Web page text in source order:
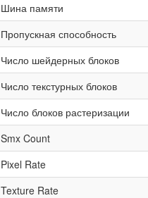
Шина памяти
Пропускная способность
Число шейдерных блоков
Число текстурных блоков
Число блоков растеризации
Smx Count
Pixel Rate
Texture Rate